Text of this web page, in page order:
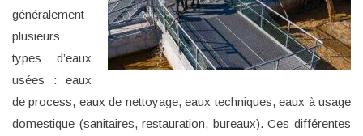
généralement
plusieurs
types d’eaux
usées : eaux
de process, eaux de nettoyage, eaux techniques, eaux à usage
domestique (sanitaires, restauration, bureaux). Ces différentes